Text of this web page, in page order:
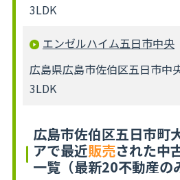
3LDK
エンゼルハイム五日市中央
広島県広島市佐伯区五日市中
3LDK
広島市佐伯区五日市町
アで最近販売された中
一覧（最新20不動産の